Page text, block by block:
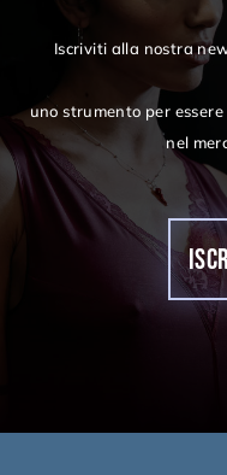
Iscriviti alla nostra
uno strumento per
nel